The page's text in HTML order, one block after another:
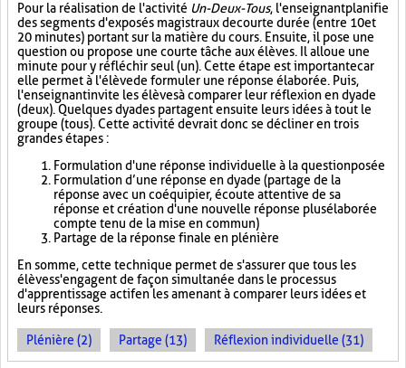
Pour la réalisation de l'activité Un-Deux-Tous, l'enseignant planifie
des segments d'exposés magistraux de courte durée (entre 10 et
20 minutes) portant sur la matière du cours. Ensuite, il pose une
question ou propose une courte tâche aux élèves. Il alloue une
minute pour y réfléchir seul (un). Cette étape est importante car
elle permet à l'élève de formuler une réponse élaborée. Puis,
l'enseignant invite les élèves à comparer leur réflexion en dyade
(deux). Quelques dyades partagent ensuite leurs idées à tout le
groupe (tous). Cette activité devrait donc se décliner en trois
grandes étapes :
Formulation d'une réponse individuelle à la question posée
Formulation d’une réponse en dyade (partage de la
réponse avec un coéquipier, écoute attentive de sa
réponse et création d'une nouvelle réponse plus élaborée
compte tenu de la mise en commun)
Partage de la réponse finale en plénière
En somme, cette technique permet de s'assurer que tous les
élèves s'engagent de façon simultanée dans le processus
d'apprentissage actif en les amenant à comparer leurs idées et
leurs réponses.
Plénière (2) Partage (13) Réflexion individuelle (31)